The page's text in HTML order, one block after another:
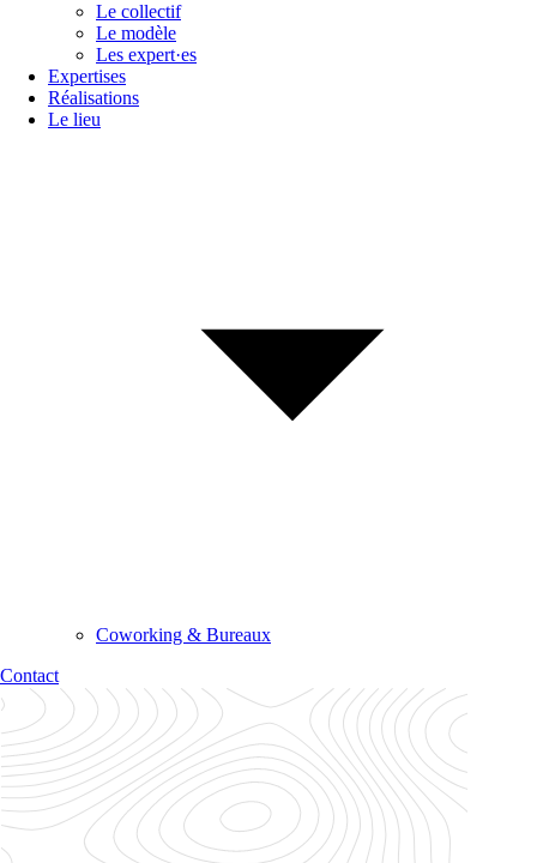
Le collectif
Le modèle
Les expert·es
Expertises
Réalisations
Le lieu
Coworking & Bureaux
Contact